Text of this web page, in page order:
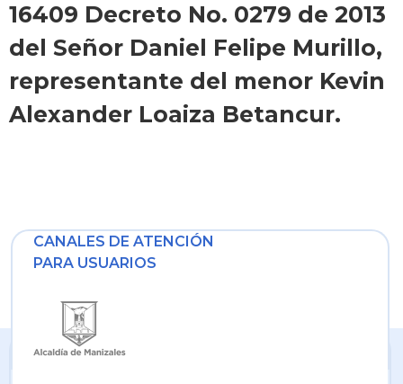
16409 Decreto No. 0279 de 2013
del Señor Daniel Felipe Murillo,
representante del menor Kevin
Alexander Loaiza Betancur.
CANALES DE ATENCIÓN
PARA USUARIOS